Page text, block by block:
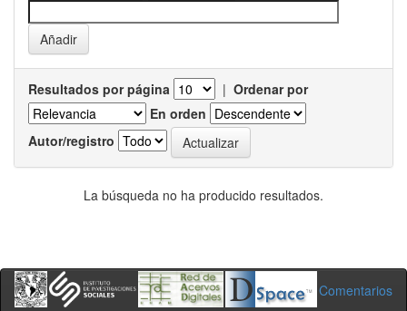
Resultados por página | Ordenar por
En orden
Autor/registro
La búsqueda no ha producido resultados.
Comentarios